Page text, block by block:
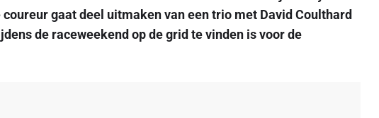
gaat deel uitmaken van een trio met David Coulthard
de raceweekend op de grid te vinden is voor de